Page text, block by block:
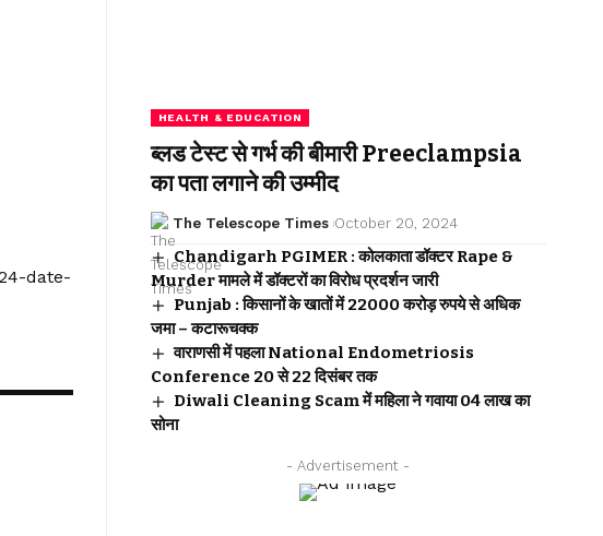
date-
HEALTH & EDUCATION
ब्लड टेस्ट से गर्भ की बीमारी Preeclampsia
का पता लगाने की उम्मीद
The Telescope Times October 20, 2024
Chandigarh PGIMER : कोलकाता डॉक्टर Rape &
Murder मामले में डॉक्टरों का विरोध प्रदर्शन जारी
Punjab : किसानों के खातों में 22000 करोड़ रुपये से अधिक
जमा – कटारूचक्क
वाराणसी में पहला National Endometriosis
Conference 20 से 22 दिसंबर तक
Diwali Cleaning Scam में महिला ने गवाया 04 लाख का
सोना
- Advertisement -